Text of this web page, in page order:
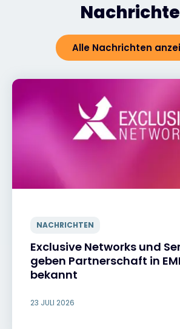
Alle Nachrichten
NACHRICHTEN
Exclusive Networks und
geben Partnerschaft in
bekannt
23 JULI 2026